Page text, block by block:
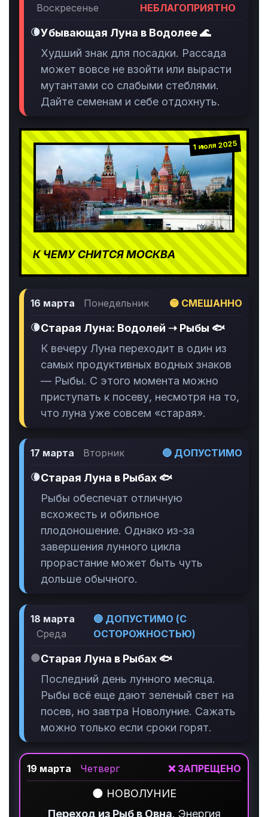
Воскресенье
НЕБЛАГОПРИЯТНО
🌘Убывающая Луна в Водолее 🌊
Худший знак для посадки. Рассада
может вовсе не взойти или вырасти
мутантами со слабыми стеблями.
Дайте семенам и себе отдохнуть.
1 июля 2025
К ЧЕМУ СНИТСЯ МОСКВА
16 марта Понедельник 🟡 СМЕШАННО
🌘Старая Луна: Водолей ➝ Рыбы 🐟
К вечеру Луна переходит в один из
самых продуктивных водных знаков
— Рыбы. С этого момента можно
приступать к посеву, несмотря на то,
что луна уже совсем «старая».
17 марта Вторник 🔵 ДОПУСТИМО
🌘Старая Луна в Рыбах 🐟
Рыбы обеспечат отличную
всхожесть и обильное
плодоношение. Однако из-за
завершения лунного цикла
прорастание может быть чуть
дольше обычного.
18 марта
Среда
🔵 ДОПУСТИМО (С
ОСТОРОЖНОСТЬЮ)
🌑Старая Луна в Рыбах 🐟
Последний день лунного месяца.
Рыбы всё еще дают зеленый свет на
посев, но завтра Новолуние. Сажать
можно только если сроки горят.
19 марта Четверг ❌ ЗАПРЕЩЕНО
🌑 НОВОЛУНИЕ
Переход из Рыб в Овна. Энергия